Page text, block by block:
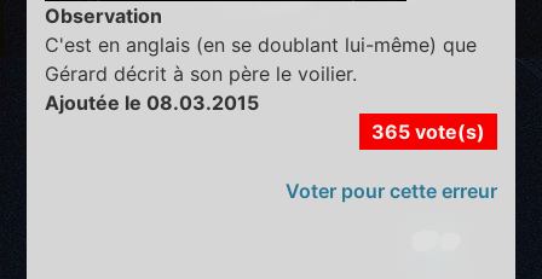
Observation
C'est en anglais (en se doublant lui-même) que
Gérard décrit à son père le voilier.
Ajoutée le 08.03.2015
365 vote(s)
Voter pour cette erreur